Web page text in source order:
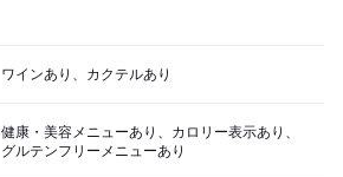
ワインあり、カクテルあり
健康・美容メニューあり、カロリー表示あり、
グルテンフリーメニューあり